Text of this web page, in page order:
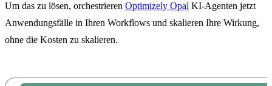
Um das zu lösen, orchestrieren Optimizely Opal KI-Agenten jetzt
Anwendungsfälle in Ihren Workflows und skalieren Ihre Wirkung,
ohne die Kosten zu skalieren.